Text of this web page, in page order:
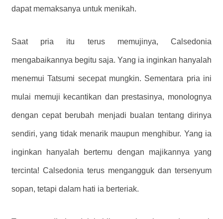
dapat memaksanya untuk menikah.
Saat pria itu terus memujinya, Calsedonia
mengabaikannya begitu saja. Yang ia inginkan hanyalah
menemui Tatsumi secepat mungkin. Sementara pria ini
mulai memuji kecantikan dan prestasinya, monolognya
dengan cepat berubah menjadi bualan tentang dirinya
sendiri, yang tidak menarik maupun menghibur. Yang ia
inginkan hanyalah bertemu dengan majikannya yang
tercinta! Calsedonia terus mengangguk dan tersenyum
sopan, tetapi dalam hati ia berteriak.